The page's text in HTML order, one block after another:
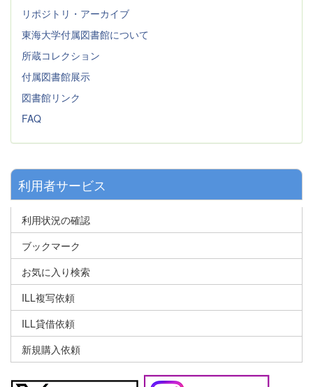
リポジトリ・アーカイブ
東海大学付属図書館について
所蔵コレクション
付属図書館展示
図書館リンク
FAQ
利用者サービス
利用状況の確認
ブックマーク
お気に入り検索
ILL複写依頼
ILL貸借依頼
新規購入依頼